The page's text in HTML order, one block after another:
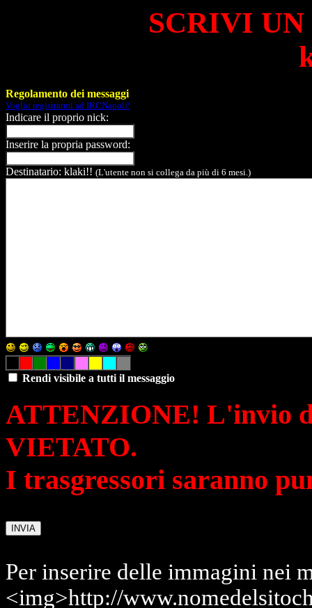
SCRIVI
Regolamento dei messaggi
Voglio registrarmi ad IRCNapoli!
Indicare il proprio nick:
Inserire la propria password:
Destinatario: klaki!! (L'utente non si collega da più di 6 mesi.)
Rendi visibile a tutti il messaggio
ATTENZIONE! L'invio
VIETATO.
I trasgressori saranno
Per inserire delle immagini nei
<img>http://